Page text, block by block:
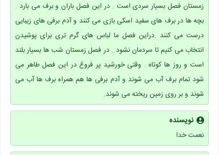
زمستان فصل بسیار سردی است . در این فصل باران و برف می بارد .
بچه ها در برف های سفید اسکی بازی می کنند و آدم برفی های زیبایی
درست می کنند .دراین فصل ما لباس های گرم تری برای پوشیدن
انتخاب می کنیم تا سردمان نشود . در فصل زمستان شب ها بسیار بلند
است و روز ها کوتاه . وقتی خورشید پر فروغ در این فصل طاهر می
شود تمام برف آب می شوند و آدم برفی ها هم همراه برف ها آب می
شوند و بر روی زمین ریخته می شوند.
نویسنده
نعمت خدا